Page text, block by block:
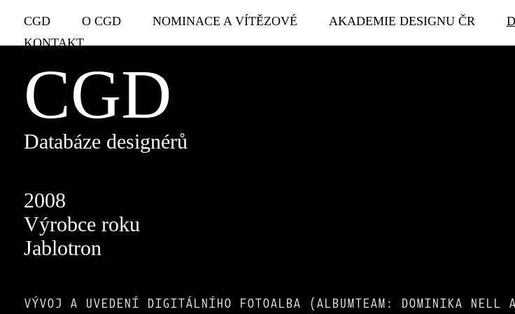
CGD O CGD NOMINACE A VÍTĚZOVÉ AKADEMIE DESIGNU ČR
KONTAKT
CGD
Databáze designérů
2008
Výrobce roku
Jablotron
VÝVOJ A UVEDENÍ DIGITÁLNÍHO FOTOALBA (ALBUMTEAM: DOMINIKA NELL